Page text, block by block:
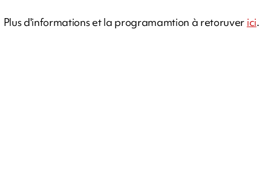
Plus d'informations et la programamtion à retoruver ici.